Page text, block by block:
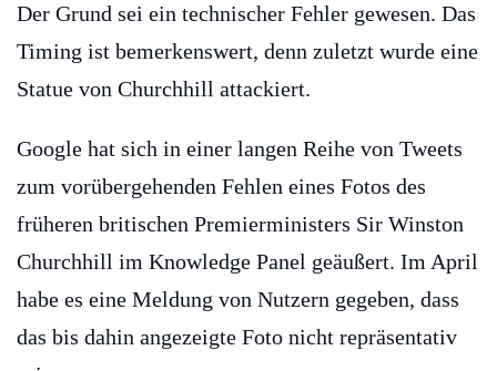
Der Grund sei ein technischer Fehler gewesen. Das
Timing ist bemerkenswert, denn zuletzt wurde eine
Statue von Churchhill attackiert.
Google hat sich in einer langen Reihe von Tweets
zum vorübergehenden Fehlen eines Fotos des
früheren britischen Premierministers Sir Winston
Churchhill im Knowledge Panel geäußert. Im April
habe es eine Meldung von Nutzern gegeben, dass
das bis dahin angezeigte Foto nicht repräsentativ